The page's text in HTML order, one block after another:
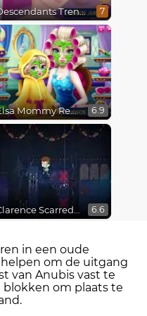
Descendants Trendsetters 7
Elsa Mommy Real Makeover 6.9
6.6
in een oude
om de uitgang
van Anubis vast te
blokken om plaats te